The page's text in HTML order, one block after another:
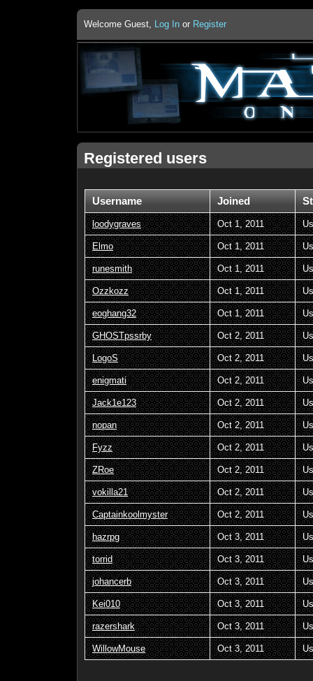
Welcome Guest, Log In or Register
Registered users
Username Joined
loodygraves Oct 1, 2011
Elmo Oct 1, 2011
runesmith Oct 1, 2011
Ozzkozz Oct 1, 2011
eoghang32 Oct 1, 2011
GHOSTpssrby Oct 2, 2011
LogoS Oct 2, 2011
enigmati Oct 2, 2011
Jack1e123 Oct 2, 2011
nopan Oct 2, 2011
Fyzz Oct 2, 2011
ZRoe Oct 2, 2011
vokilla21 Oct 2, 2011
Captainkoolmyster Oct 2, 2011
hazrpg Oct 3, 2011
torrid Oct 3, 2011
johancerb Oct 3, 2011
Kei010 Oct 3, 2011
razershark Oct 3, 2011
WillowMouse Oct 3, 2011